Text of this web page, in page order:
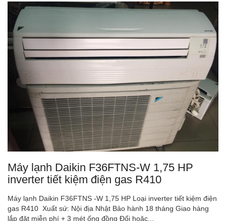
Máy lạnh Daikin F36FTNS-W 1,75 HP
inverter tiết kiệm điện gas R410
Máy lạnh Daikin F36FTNS -W 1,75 HP Loại inverter tiết kiệm điện
gas R410 Xuất sứ: Nội địa Nhật Bảo hành 18 tháng Giao hàng
lắp đặt miễn phí + 3 mét ống đồng Đổi hoặc...